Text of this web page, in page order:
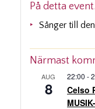
På detta
Sånger till
Närmast
AUG
8
22:00 -
Celso